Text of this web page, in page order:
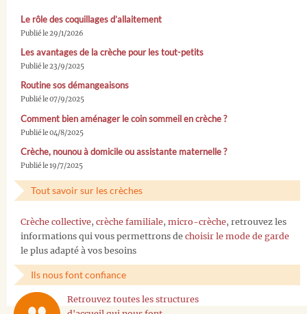
Le rôle des coquillages d’allaitement
Publié le 29/1/2026
Les avantages de la crèche pour les tout-petits
Publié le 23/9/2025
Routine sos démangeaisons
Publié le 07/9/2025
Comment bien aménager le coin sommeil en crèche ?
Publié le 04/8/2025
Crèche, nounou à domicile ou assistante maternelle ?
Publié le 19/7/2025
Tout savoir sur les crèches
Crèche collective, crèche familiale, micro-crèche, retrouvez les
informations qui vous permettrons de choisir le mode de garde
le plus adapté à vos besoins
Ils nous font confiance
Retrouvez toutes les structures